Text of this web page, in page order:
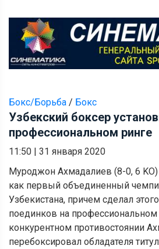
Бокс/Борьба / Бокс
Узбекский боксер
профессиональном ринге
11:50 | 31 января 2020
Муроджон Ахмадалиев (8-0, 6
как первый объединенный
Узбекистана, причем сделал
поединков на профессиональном
конкурентном противостоянии
перебоксировал обладателя